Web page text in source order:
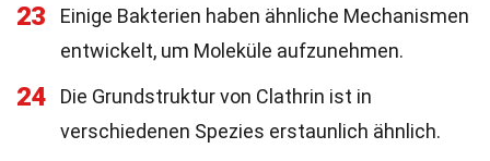
23
Einige Bakterien haben ähnliche Mechanismen
entwickelt, um Moleküle aufzunehmen.
24
Die Grundstruktur von Clathrin ist in
verschiedenen Spezies erstaunlich ähnlich.